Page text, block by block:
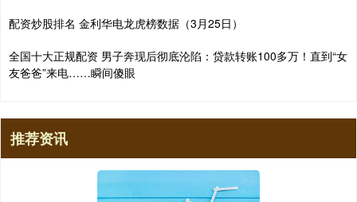
配资炒股排名 金利华电龙虎榜数据（3月25日）
全国十大正规配资 男子奔现后彻底沦陷：贷款转账100多万！直到“女
友爸爸”来电……瞬间傻眼
推荐资讯